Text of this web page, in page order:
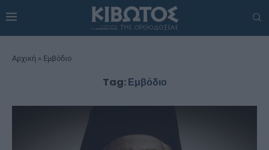
Αρχική » Εμβόδιο
Tag:Εμβόδιο